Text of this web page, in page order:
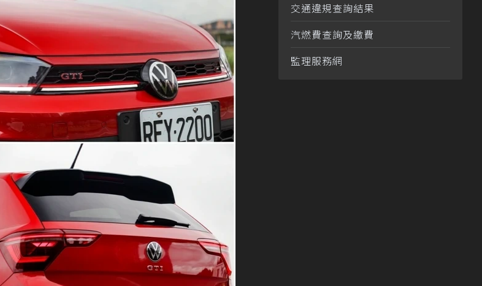
交通違規查詢結果
汽燃費查詢及繳費
監理服務網